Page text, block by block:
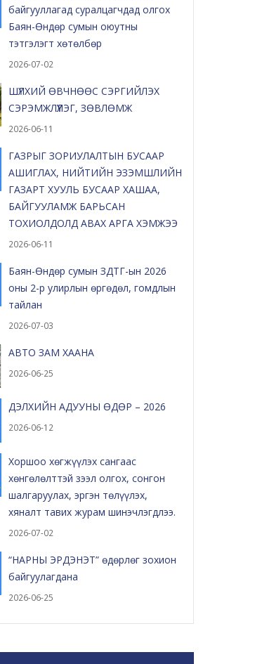
байгууллагад суралцагчдад олгох
Баян-Өндөр сумын оюутны
тэтгэлэгт хөтөлбөр
2026-07-02
ШҮЛХИЙ ӨВЧНӨӨС СЭРГИЙЛЭХ
СЭРЭМЖЛҮҮЛЭГ, ЗӨВЛӨМЖ
2026-06-11
ГАЗРЫГ ЗОРИУЛАЛТЫН БУСААР
АШИГЛАХ, НИЙТИЙН ЭЗЭМШЛИЙН
ГАЗАРТ ХУУЛЬ БУСААР ХАШАА,
БАЙГУУЛАМЖ БАРЬСАН
ТОХИОЛДОЛД АВАХ АРГА ХЭМЖЭЭ
2026-06-11
Баян-Өндөр сумын ЗДТГ-ын 2026
оны 2-р улирлын өргөдөл, гомдлын
тайлан
2026-07-03
АВТО ЗАМ ХААНА
2026-06-25
ДЭЛХИЙН АДУУНЫ ӨДӨР – 2026
2026-06-12
Хоршоо хөгжүүлэх сангаас
хөнгөлөлттэй зээл олгох, сонгон
шалгаруулах, эргэн төлүүлэх,
хяналт тавих журам шинэчлэгдлээ.
2026-07-02
“НАРНЫ ЭРДЭНЭТ” өдөрлөг зохион
байгуулагдана
2026-06-25